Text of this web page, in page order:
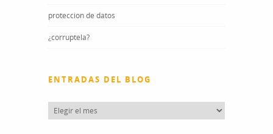
proteccion de datos
¿corruptela?
ENTRADAS DEL BLOG
Entradas
del